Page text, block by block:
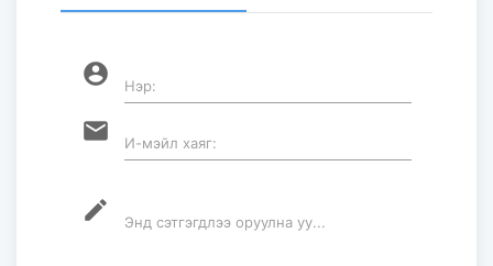
し
account_circle Нэр:
email И-мэйл хаяг:
mode_edit Энд сэтгэгдлээ оруулна уу...